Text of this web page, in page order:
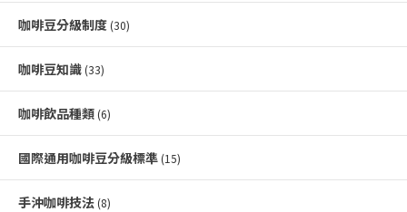
咖啡豆分級制度 (30)
咖啡豆知識 (33)
咖啡飲品種類 (6)
國際通用咖啡豆分級標準 (15)
手沖咖啡技法 (8)